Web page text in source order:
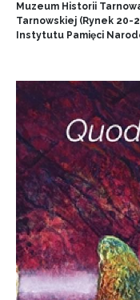
Muzeum Historii
Tarnowskiej (Rynek 20-
Instytutu Pamięci